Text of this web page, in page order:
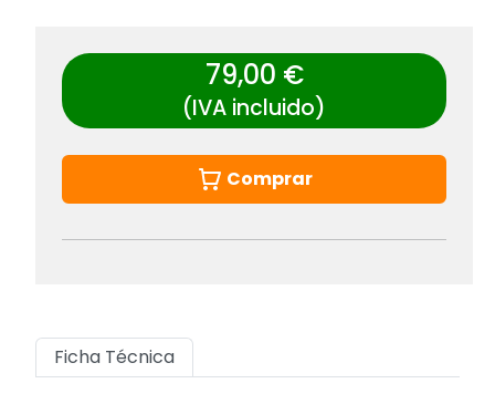
79,00 €
(IVA incluido)
Comprar
Ficha Técnica